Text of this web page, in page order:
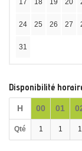
17 18 19 20
24 25 26 27
31
Disponibilité
H 00 01
Qté 1 1 1